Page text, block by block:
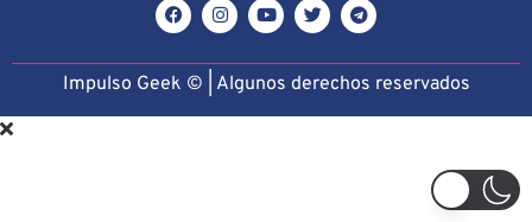
Impulso Geek © | Algunos derechos reservados